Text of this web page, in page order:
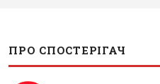
ПРО СПОСТЕРІГАЧ